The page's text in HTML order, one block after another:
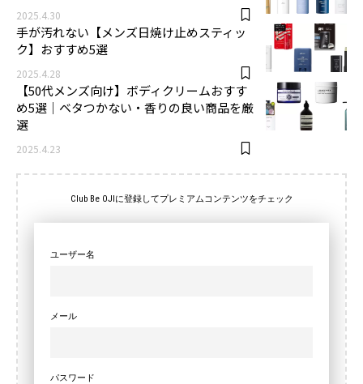
2025.4.30
手が汚れない【メンズ日焼け止めスティッ
ク】おすすめ5選
2025.4.28
【50代メンズ向け】ボディクリームおすす
め5選｜ベタつかない・香りの良い商品を厳
選
2025.4.23
Club Be OJIに登録してプレミアムコンテンツをチェック
ユーザー名
メール
パスワード